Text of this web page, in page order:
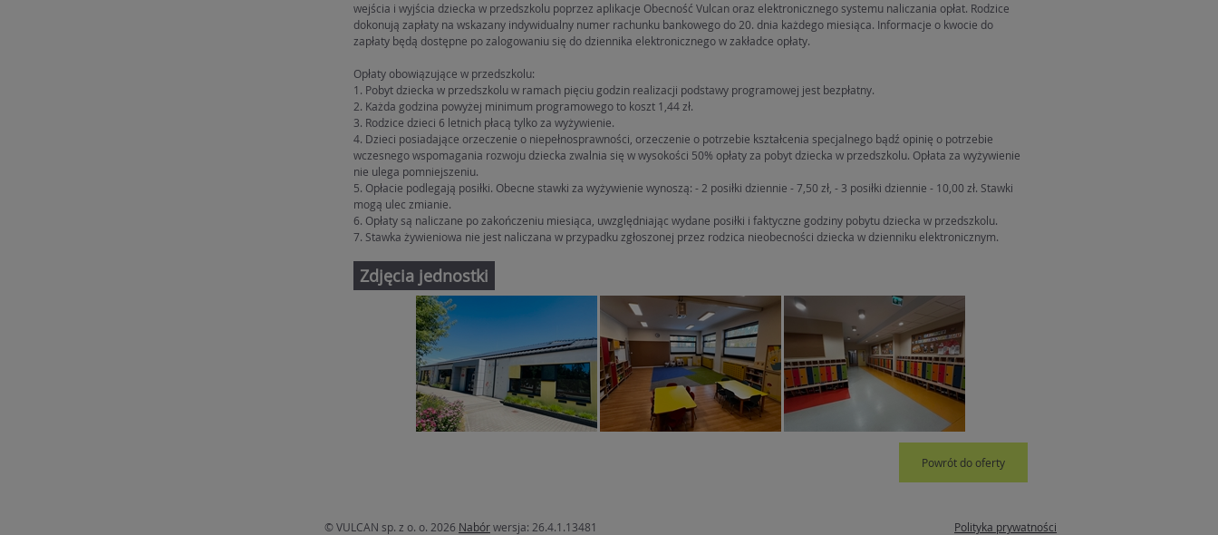
wejścia i wyjścia dziecka w przedszkolu poprzez aplikacje Obecność Vulcan oraz elektronicznego systemu naliczania opłat. Rodzice
dokonują zapłaty na wskazany indywidualny numer rachunku bankowego do 20. dnia każdego miesiąca. Informacje o kwocie do
zapłaty będą dostępne po zalogowaniu się do dziennika elektronicznego w zakładce opłaty.
Opłaty obowiązujące w przedszkolu:
1. Pobyt dziecka w przedszkolu w ramach pięciu godzin realizacji podstawy programowej jest bezpłatny.
2. Każda godzina powyżej minimum programowego to koszt 1,44 zł.
3. Rodzice dzieci 6 letnich płacą tylko za wyżywienie.
4. Dzieci posiadające orzeczenie o niepełnosprawności, orzeczenie o potrzebie kształcenia specjalnego bądź opinię o potrzebie
wczesnego wspomagania rozwoju dziecka zwalnia się w wysokości 50% opłaty za pobyt dziecka w przedszkolu. Opłata za wyżywienie
nie ulega pomniejszeniu.
5. Opłacie podlegają posiłki. Obecne stawki za wyżywienie wynoszą: - 2 posiłki dziennie - 7,50 zł, - 3 posiłki dziennie - 10,00 zł. Stawki
mogą ulec zmianie.
6. Opłaty są naliczane po zakończeniu miesiąca, uwzględniając wydane posiłki i faktyczne godziny pobytu dziecka w przedszkolu.
7. Stawka żywieniowa nie jest naliczana w przypadku zgłoszonej przez rodzica nieobecności dziecka w dzienniku elektronicznym.
Zdjęcia jednostki
Powrót do oferty
© VULCAN sp. z o. o. 2026 Nabórwersja: 26.4.1.13481 Polityka prywatności